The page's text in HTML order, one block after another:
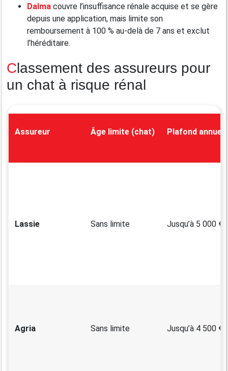
Dalma couvre l’insuffisance rénale acquise et se gère
depuis une application, mais limite son
remboursement à 100 % au-delà de 7 ans et exclut
l’héréditaire.
Classement des assureurs pour
un chat à risque rénal
Assureur Âge limite (chat) Plafond annuel
Lassie Sans limite Jusqu’à 5 000 €
Agria Sans limite Jusqu’à 4 500 €